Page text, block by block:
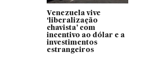
Venezuela vive
‘liberalização
chavista’ com
incentivo ao dólar e a
investimentos
estrangeiros